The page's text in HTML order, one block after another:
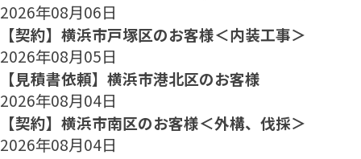
2026年08月06日
【契約】横浜市戸塚区のお客様＜内装工事＞
2026年08月05日
【見積書依頼】横浜市港北区のお客様
2026年08月04日
【契約】横浜市南区のお客様＜外構、伐採＞
2026年08月04日